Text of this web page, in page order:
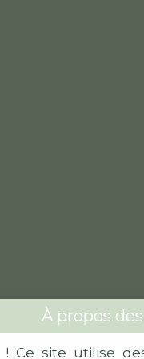
À propos
! Ce site utilise